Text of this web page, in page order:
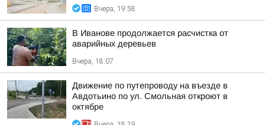
Вчера, 19:58
В Иванове продолжается расчистка от
аварийных деревьев
Вчера, 18:07
Движение по путепроводу на въезде в
Авдотьино по ул. Смольная откроют в
октябре